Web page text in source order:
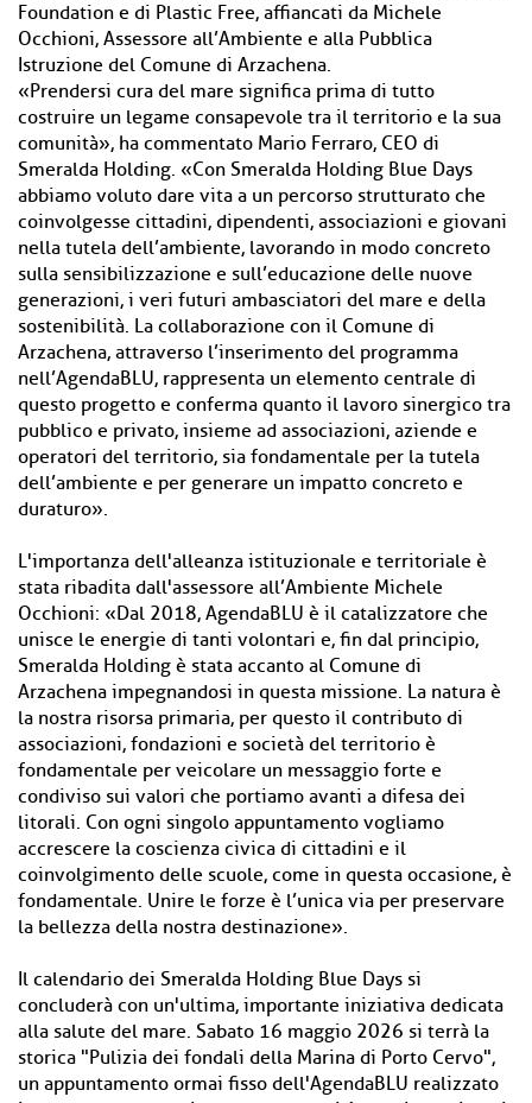
Foundation e di Plastic Free, affiancati da Michele
Occhioni, Assessore all’Ambiente e alla Pubblica
Istruzione del Comune di Arzachena.
«Prendersi cura del mare significa prima di tutto
costruire un legame consapevole tra il territorio e la sua
comunità», ha commentato Mario Ferraro, CEO di
Smeralda Holding. «Con Smeralda Holding Blue Days
abbiamo voluto dare vita a un percorso strutturato che
coinvolgesse cittadini, dipendenti, associazioni e giovani
nella tutela dell’ambiente, lavorando in modo concreto
sulla sensibilizzazione e sull’educazione delle nuove
generazioni, i veri futuri ambasciatori del mare e della
sostenibilità. La collaborazione con il Comune di
Arzachena, attraverso l’inserimento del programma
nell’AgendaBLU, rappresenta un elemento centrale di
questo progetto e conferma quanto il lavoro sinergico tra
pubblico e privato, insieme ad associazioni, aziende e
operatori del territorio, sia fondamentale per la tutela
dell’ambiente e per generare un impatto concreto e
duraturo».
L'importanza dell'alleanza istituzionale e territoriale è
stata ribadita dall'assessore all’Ambiente Michele
Occhioni: «Dal 2018, AgendaBLU è il catalizzatore che
unisce le energie di tanti volontari e, fin dal principio,
Smeralda Holding è stata accanto al Comune di
Arzachena impegnandosi in questa missione. La natura è
la nostra risorsa primaria, per questo il contributo di
associazioni, fondazioni e società del territorio è
fondamentale per veicolare un messaggio forte e
condiviso sui valori che portiamo avanti a difesa dei
litorali. Con ogni singolo appuntamento vogliamo
accrescere la coscienza civica di cittadini e il
coinvolgimento delle scuole, come in questa occasione, è
fondamentale. Unire le forze è l’unica via per preservare
la bellezza della nostra destinazione».
Il calendario dei Smeralda Holding Blue Days si
concluderà con un'ultima, importante iniziativa dedicata
alla salute del mare. Sabato 16 maggio 2026 si terrà la
storica "Pulizia dei fondali della Marina di Porto Cervo",
un appuntamento ormai fisso dell'AgendaBLU realizzato